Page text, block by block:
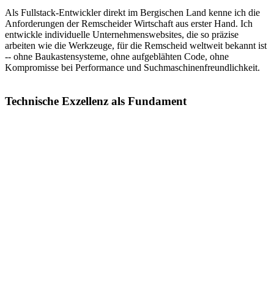
Als Fullstack-Entwickler direkt im Bergischen Land kenne ich die
Anforderungen der Remscheider Wirtschaft aus erster Hand. Ich
entwickle individuelle Unternehmenswebsites, die so präzise
arbeiten wie die Werkzeuge, für die Remscheid weltweit bekannt ist
-- ohne Baukastensysteme, ohne aufgeblähten Code, ohne
Kompromisse bei Performance und Suchmaschinenfreundlichkeit.
Technische Exzellenz als Fundament